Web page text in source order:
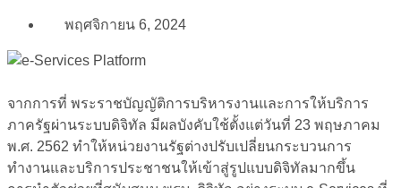
พฤศจิกายน 6, 2024
จากการที่ พระราชบัญญัติการบริหารงานและการให้บริการ
ภาครัฐผ่านระบบดิจิทัล มีผลบังคับใช้ตั้งแต่วันที่ 23 พฤษภาคม
พ.ศ. 2562 ทำให้หน่วยงานรัฐต่างปรับเปลี่ยนกระบวนการ
ทำงานและบริการประชาชนให้เข้าสู่รูปแบบดิจิทัลมากขึ้น